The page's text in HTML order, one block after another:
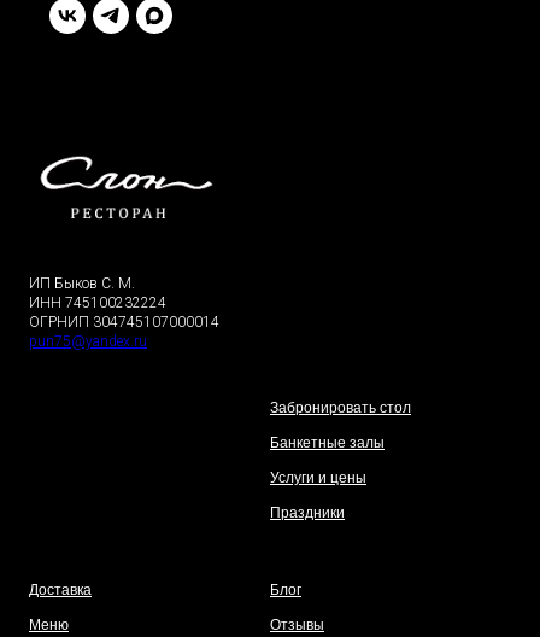
ИП Быков С. М.
ИНН 745100232224
ОГРНИП 304745107000014
pun75@yandex.ru
Забронировать стол
Банкетные залы
Услуги и цены
Праздники
Доставка
Меню
Блог
Отзывы